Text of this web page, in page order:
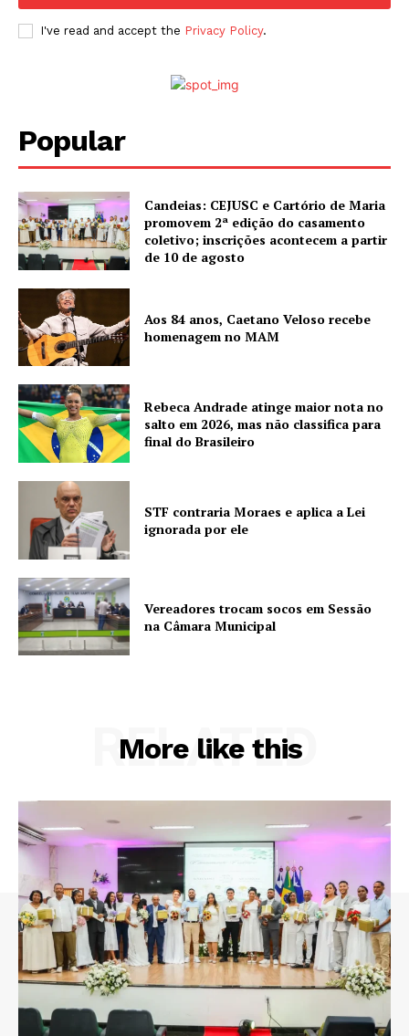
I've read and accept the Privacy Policy.
Popular
Candeias: CEJUSC e Cartório de Maria
promovem 2ª edição do casamento
coletivo; inscrições acontecem a partir
de 10 de agosto
Aos 84 anos, Caetano Veloso recebe
homenagem no MAM
Rebeca Andrade atinge maior nota no
salto em 2026, mas não classifica para
final do Brasileiro
STF contraria Moraes e aplica a Lei
ignorada por ele
Vereadores trocam socos em Sessão
na Câmara Municipal
More like this
RELATED